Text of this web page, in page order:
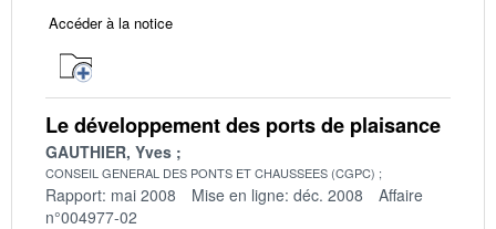
Accéder à la notice
Le développement des ports de plaisance
GAUTHIER, Yves
CONSEIL GENERAL DES PONTS ET CHAUSSEES (CGPC)
Rapport: mai 2008 Mise en ligne: déc. 2008
Affaire
n°004977-02